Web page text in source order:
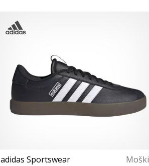
35½ 36 36⅔ 38⅔ 40 40⅔ 44⅔ 46⅔ 48
adidas Sportswear
Moški